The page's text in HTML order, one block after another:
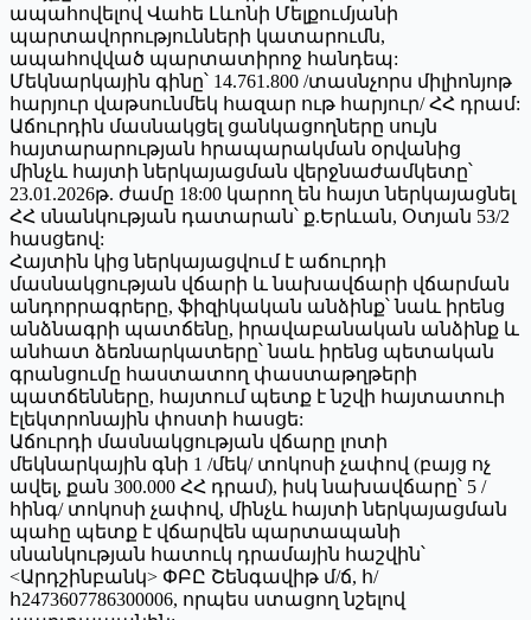
ապահովելով Վահե Լևոնի Մելքումյանի
պարտավորությունների կատարումն,
ապահովված պարտատիրոջ հանդեպ:
Մեկնարկային գինը՝ 14.761.800 /տասնչորս միլիոնյոթ
հարյուր վաթսունմեկ հազար ութ հարյուր/ ՀՀ դրամ:
Աճուրդին մասնակցել ցանկացողները սույն
հայտարարության հրապարակման օրվանից
մինչև հայտի ներկայացման վերջնաժամկետը՝
23.01.2026թ. ժամը 18:00 կարող են հայտ ներկայացնել
ՀՀ սնանկության դատարան՝ ք.Երևան, Օտյան 53/2
հասցեով:
Հայտին կից ներկայացվում է աճուրդի
մասնակցության վճարի և նախավճարի վճարման
անդորրագրերը, ֆիզիկական անձինք՝ նաև իրենց
անձնագրի պատճենը, իրավաբանական անձինք և
անհատ ձեռնարկատերը՝ նաև իրենց պետական
գրանցումը հաստատող փաստաթղթերի
պատճենները, հայտում պետք է նշվի հայտատուի
էլեկտրոնային փոստի հասցե:
Աճուրդի մասնակցության վճարը լոտի
մեկնարկային գնի 1 /մեկ/ տոկոսի չափով (բայց ոչ
ավել, քան 300.000 ՀՀ դրամ), իսկ նախավճարը՝ 5 /
հինգ/ տոկոսի չափով, մինչև հայտի ներկայացման
պահը պետք է վճարվեն պարտապանի
սնանկության հատուկ դրամային հաշվին՝
<Արդշինբանկ> ՓԲԸ Շենգավիթ մ/ճ, հ/
հ2473607786300006, որպես ստացող նշելով